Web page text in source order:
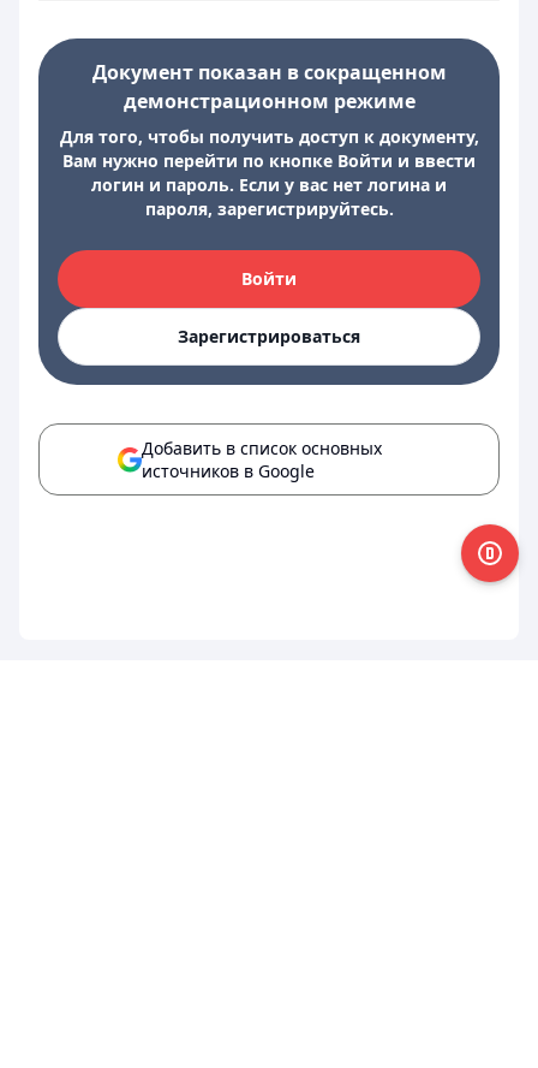
Документ показан в сокращенном
демонстрационном режиме
Для того, чтобы получить доступ к документу,
Вам нужно перейти по кнопке Войти и ввести
логин и пароль. Если у вас нет логина и
пароля, зарегистрируйтесь.
Войти
Зарегистрироваться
Добавить в список основных
источников в Google